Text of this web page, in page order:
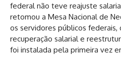
federal não teve reajuste
retomou a Mesa Nacional de
os servidores públicos federais,
recuperação salarial e
foi instalada pela primeira vez